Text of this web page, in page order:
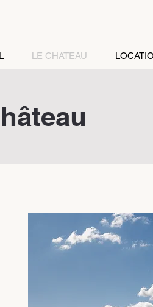
LE CHATEAU